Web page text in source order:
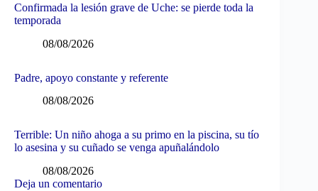
Confirmada la lesión grave de Uche: se pierde toda la
temporada
08/08/2026
Padre, apoyo constante y referente
08/08/2026
Terrible: Un niño ahoga a su primo en la piscina, su tío
lo asesina y su cuñado se venga apuñalándolo
08/08/2026
Deja un comentario